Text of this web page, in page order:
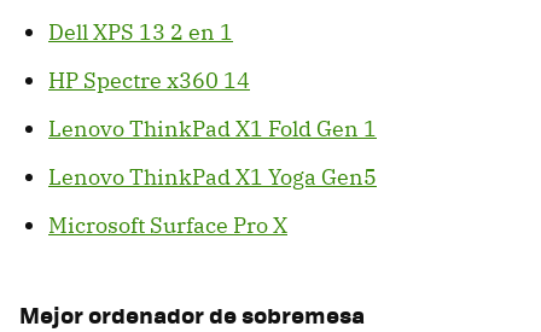
Dell XPS 13 2 en 1
HP Spectre x360 14
Lenovo ThinkPad X1 Fold Gen 1
Lenovo ThinkPad X1 Yoga Gen5
Microsoft Surface Pro X
Mejor ordenador de sobremesa